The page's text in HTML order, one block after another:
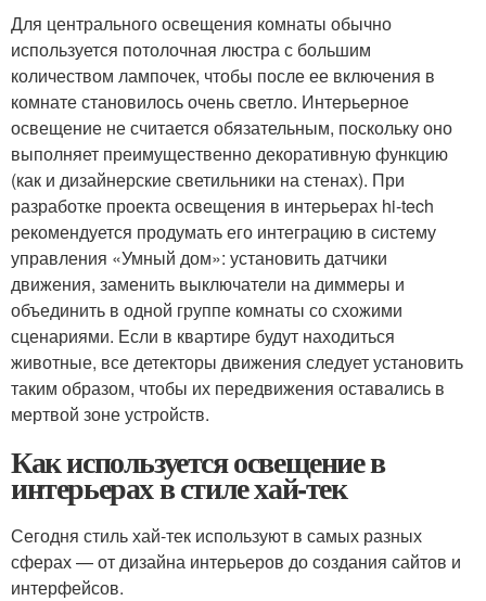
Для центрального освещения комнаты обычно
используется потолочная люстра с большим
количеством лампочек, чтобы после ее включения в
комнате становилось очень светло. Интерьерное
освещение не считается обязательным, поскольку оно
выполняет преимущественно декоративную функцию
(как и дизайнерские светильники на стенах). При
разработке проекта освещения в интерьерах hi-tech
рекомендуется продумать его интеграцию в систему
управления «Умный дом»: установить датчики
движения, заменить выключатели на диммеры и
объединить в одной группе комнаты со схожими
сценариями. Если в квартире будут находиться
животные, все детекторы движения следует установить
таким образом, чтобы их передвижения оставались в
мертвой зоне устройств.
Как используется освещение в
интерьерах в стиле хай-тек
Сегодня стиль хай-тек используют в самых разных
сферах — от дизайна интерьеров до создания сайтов и
интерфейсов.